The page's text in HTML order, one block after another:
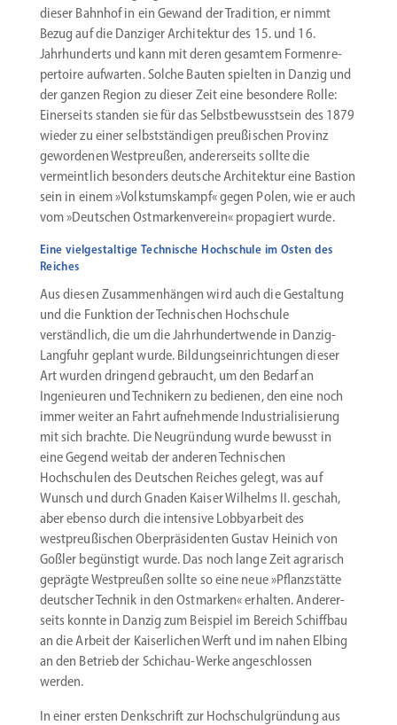
dieser Bahnhof in ein Gewand der Tradition, er nimmt
Bezug auf die Danziger Archi­tektur des 15. und 16.
Jahrhun­derts und kann mit deren gesamtem Formen­re­
per­toire aufwarten. Solche Bauten spielten in Danzig und
der ganzen Region zu dieser Zeit eine besondere Rolle:
Einer­seits standen sie für das Selbst­be­wusstsein des 1879
wieder zu einer selbst­stän­digen preußi­schen Provinz
gewor­denen Westpreußen, anderer­seits sollte die
vermeintlich besonders deutsche Archi­tektur eine Bastion
sein in einem »Volks­tums­kampf« gegen Polen, wie er auch
vom »Deutschen Ostmar­ken­verein« propa­giert wurde.
Eine vielgestaltige Technische Hochschule im Osten des
Reiches
Aus diesen Zusam­men­hängen wird auch die Gestaltung
und die Funktion der Techni­schen Hochschule
verständlich, die um die Jahrhun­dert­wende in Danzig-
Langfuhr geplant wurde. Bildungs­ein­rich­tungen dieser
Art wurden dringend gebraucht, um den Bedarf an
Ingenieuren und Technikern zu bedienen, den eine noch
immer weiter an Fahrt aufneh­mende Indus­tria­li­sierung
mit sich brachte. Die Neugründung wurde bewusst in
eine Gegend weitab der anderen Techni­schen
Hochschulen des Deutschen Reiches gelegt, was auf
Wunsch und durch Gnaden Kaiser Wilhelms II. geschah,
aber ebenso durch die intensive Lobby­arbeit des
westpreu­ßi­schen Oberprä­si­denten Gustav Heinich von
Goßler begünstigt wurde. Das noch lange Zeit agrarisch
geprägte Westpreußen sollte so eine neue »Pflanz­stätte
deutscher Technik in den Ostmarken« erhalten. Anderer­
seits konnte in Danzig zum Beispiel im Bereich Schiffbau
an die Arbeit der Kaiser­lichen Werft und im nahen Elbing
an den Betrieb der Schichau-Werke angeschlossen
werden.
In einer ersten Denkschrift zur Hochschul­gründung aus